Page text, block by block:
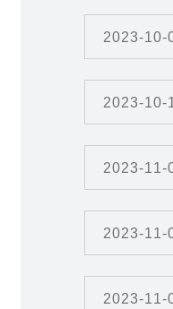
2023-10-
2023-10-
2023-11-
2023-11-
2023-11-